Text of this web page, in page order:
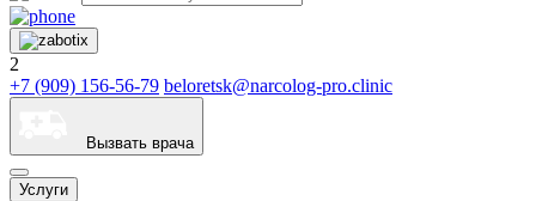
2
+7 (909) 156-56-79 beloretsk@narcolog-pro.clinic
Вызвать врача
Услуги